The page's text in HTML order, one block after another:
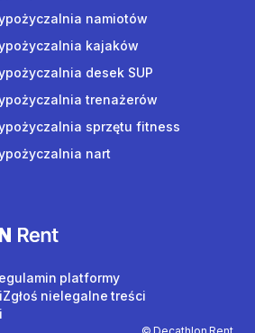
namiotów
kajaków
desek SUP
trenażerów
sprzętu fitness
nart
platformy
Zgłoś nielegalne treści